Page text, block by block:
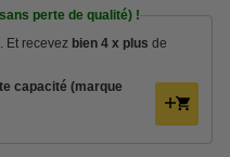
perte de qualité) !
Et recevez bien 4 x plus de
capacité (marque